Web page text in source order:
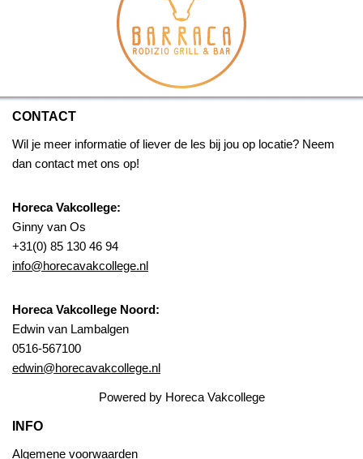
CONTACT
Wil je meer informatie of liever de les bij jou op locatie? Neem
dan contact met ons op!
Horeca Vakcollege:
Ginny van Os
+31(0) 85 130 46 94
info@horecavakcollege.nl
Horeca Vakcollege Noord:
Edwin van Lambalgen
0516-567100
edwin@horecavakcollege.nl
Powered by Horeca Vakcollege
INFO
Algemene voorwaarden